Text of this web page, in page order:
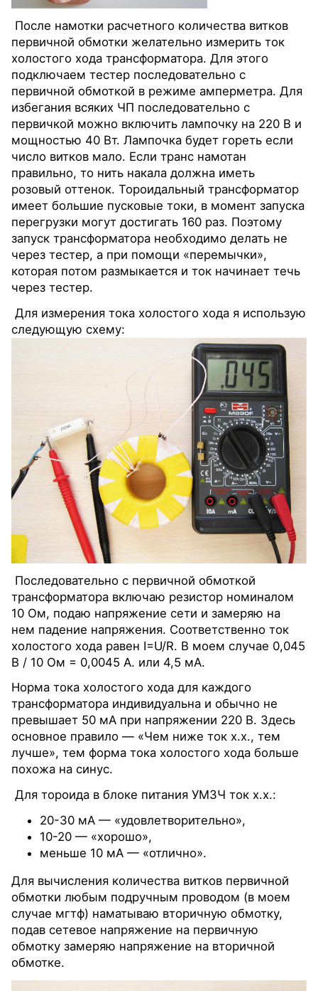
После намотки расчетного количества витков
первичной обмотки желательно измерить ток
холостого хода трансформатора. Для этого
подключаем тестер последовательно с
первичной обмоткой в режиме амперметра. Для
избегания всяких ЧП последовательно с
первичкой можно включить лампочку на 220 В и
мощностью 40 Вт. Лампочка будет гореть если
число витков мало. Если транс намотан
правильно, то нить накала должна иметь
розовый оттенок. Тороидальный трансформатор
имеет большие пусковые токи, в момент запуска
перегрузки могут достигать 160 раз. Поэтому
запуск трансформатора необходимо делать не
через тестер, а при помощи «перемычки»,
которая потом размыкается и ток начинает течь
через тестер.
Для измерения тока холостого хода я использую
следующую схему:
Последовательно с первичной обмоткой
трансформатора включаю резистор номиналом
10 Ом, подаю напряжение сети и замеряю на
нем падение напряжения. Соответственно ток
холостого хода равен I=U/R. В моем случае 0,045
В / 10 Ом = 0,0045 А. или 4,5 мА.
Норма тока холостого хода для каждого
трансформатора индивидуальна и обычно не
превышает 50 мА при напряжении 220 В. Здесь
основное правило — «Чем ниже ток х.х., тем
лучше», тем форма тока холостого хода больше
похожа на синус.
Для тороида в блоке питания УМЗЧ ток х.х.:
20-30 мА — «удовлетворительно»,
10-20 — «хорошо»,
меньше 10 мА — «отлично».
Для вычисления количества витков первичной
обмотки любым подручным проводом (в моем
случае мгтф) наматываю вторичную обмотку,
подав сетевое напряжение на первичную
обмотку замеряю напряжение на вторичной
обмотке.